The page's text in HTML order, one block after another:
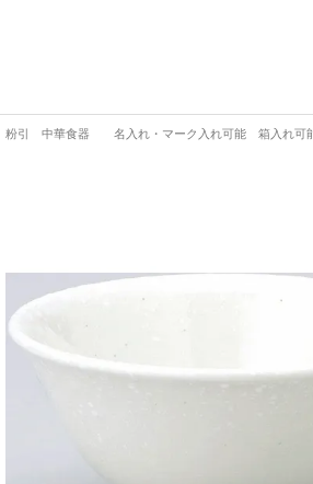
粉引 中華食器 名入れ・マーク入れ可能 箱入れ可